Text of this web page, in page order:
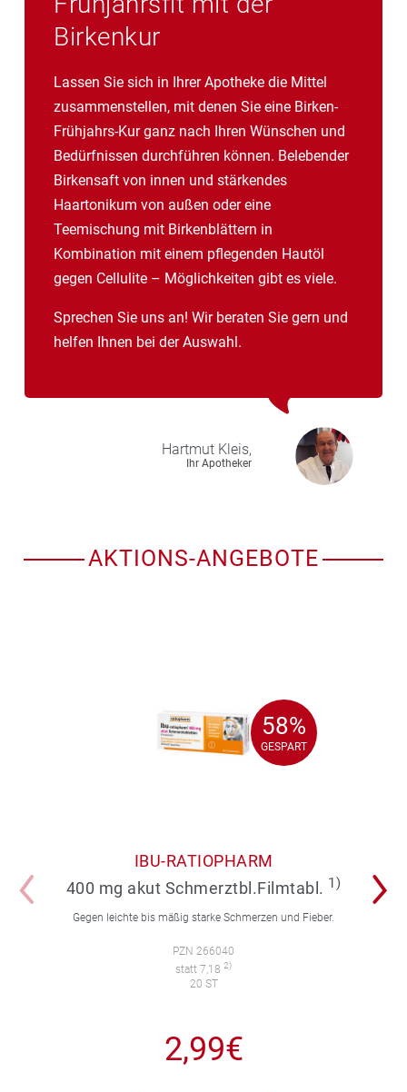
Birkenrindenextrakt gegen Epidermolysis bullosa
(Schmetterlingskrankheit), dieses ist jedoch
ist eine sehr seltene Hauterkrankung, bei der schon
bei leichter Berührung offene Wunden entstehen und
die Haut sich ablöst. Da es keine kausale Therapie
gibt, ist es wichtig die Wunden sorgfältig zu pflegen
und Infektionen zu vermeiden. Mit dem neuen sterilen
Gel aus Birkenrindenextrakt kann die Wundheilung
gefördert und Entzündungen zurückgedrängt werden.
Birkenkur
Lassen Sie sich in Ihrer Apotheke die Mittel
zusammenstellen, mit denen Sie eine Birken-
Frühjahrs-Kur ganz nach Ihren Wünschen und
Bedürfnissen durchführen können. Belebender
Birkensaft von innen und stärkendes
Haartonikum von außen oder eine
Teemischung mit Birkenblättern in
Kombination mit einem pflegenden Hautöl
gegen Cellulite – Möglichkeiten gibt es viele.
Sprechen Sie uns an! Wir beraten Sie gern und
helfen Ihnen bei der Auswahl.
Hartmut Kleis,
Ihr Apotheker
AKTIONS-ANGEBOTE
58%
GESPART
58%
GESPART
IBU-RATIOPHARM
400 mg akut Schmerztbl.Filmtabl. 1)
Gegen leichte bis mäßig starke Schmerzen und Fieber.
PZN 266040
statt 7,18 2)
20 ST
2,99€